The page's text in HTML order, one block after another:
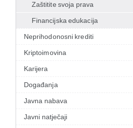
Zaštitite svoja prava
Financijska edukacija
Neprihodonosni krediti
Kriptoimovina
Karijera
Događanja
Javna nabava
Javni natječaji